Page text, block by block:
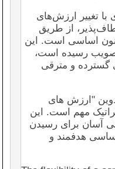
Clarity : The
clear and
general public
that the
and that its
Flexibility: A
enough to
evolving
through the
amendment or
general
با تغییر ارزش‌های
از طریق
اساسی است. این
رسیده است،
گسترده و مترقی
"ارزش های
مهم است. این
آسان برای رسیدن
هدفمند و